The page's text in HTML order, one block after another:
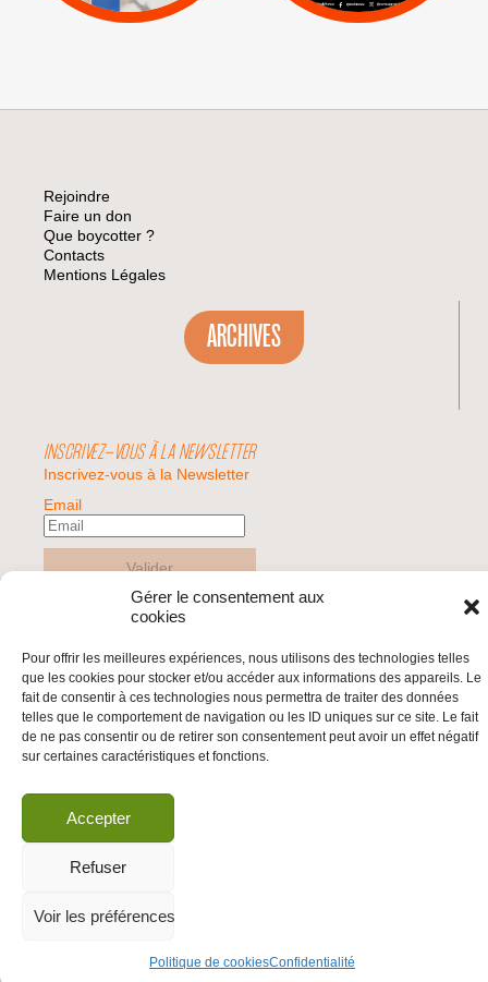
Gérer le consentement aux
cookies
Pour offrir les meilleures expériences, nous utilisons des technologies telles
que les cookies pour stocker et/ou accéder aux informations des appareils. Le
fait de consentir à ces technologies nous permettra de traiter des données
telles que le comportement de navigation ou les ID uniques sur ce site. Le fait
de ne pas consentir ou de retirer son consentement peut avoir un effet négatif
sur certaines caractéristiques et fonctions.
Accepter
Refuser
Voir les préférences
Politique de cookiesConfidentialité
Rejoindre
Faire un don
Que boycotter ?
Contacts
Mentions Légales
ARCHIVES
INSCRIVEZ-VOUS À LA NEWSLETTER
Inscrivez-vous à la Newsletter
Email
Valider
citoyenne et non-violente à l'impunité d'Israël |